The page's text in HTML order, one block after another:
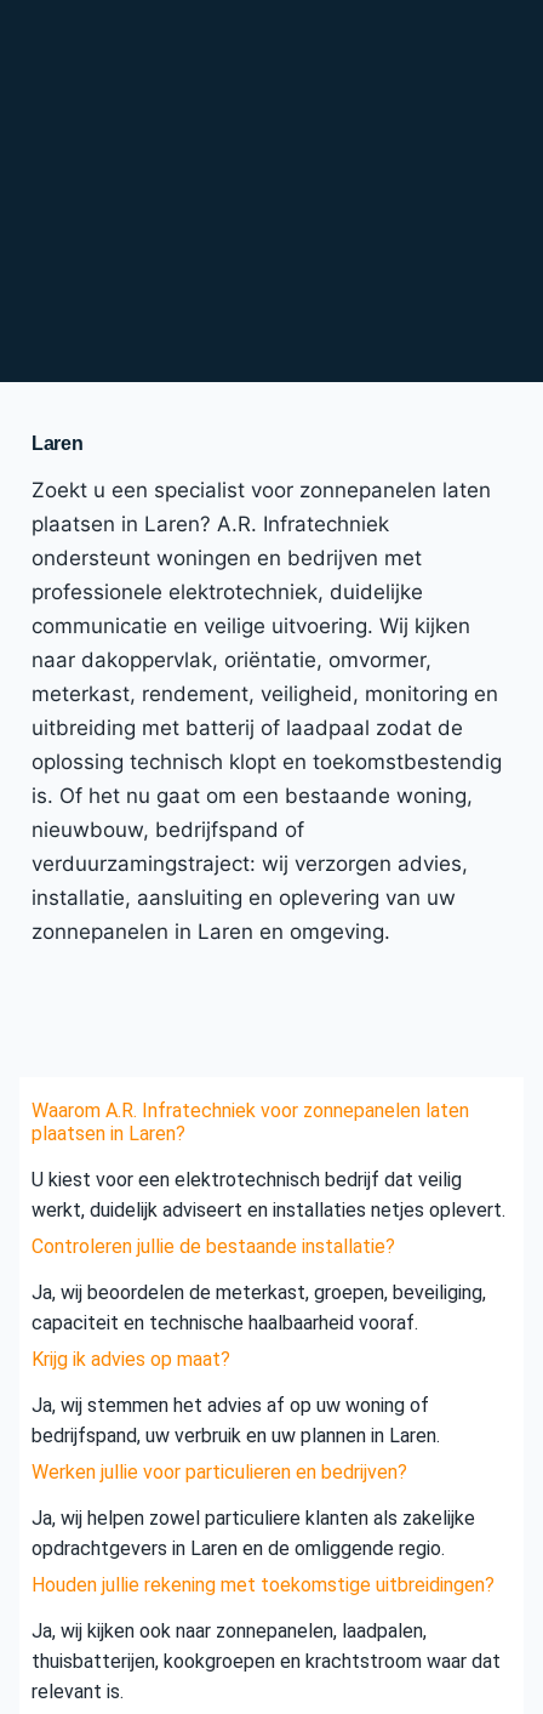
Laren
Zoekt u een specialist voor zonnepanelen laten
plaatsen in Laren? A.R. Infratechniek
ondersteunt woningen en bedrijven met
professionele elektrotechniek, duidelijke
communicatie en veilige uitvoering. Wij kijken
naar dakoppervlak, oriëntatie, omvormer,
meterkast, rendement, veiligheid, monitoring en
uitbreiding met batterij of laadpaal zodat de
oplossing technisch klopt en toekomstbestendig
is. Of het nu gaat om een bestaande woning,
nieuwbouw, bedrijfspand of
verduurzamingstraject: wij verzorgen advies,
installatie, aansluiting en oplevering van uw
zonnepanelen in Laren en omgeving.
Waarom A.R. Infratechniek voor zonnepanelen laten
plaatsen in Laren?
U kiest voor een elektrotechnisch bedrijf dat veilig
werkt, duidelijk adviseert en installaties netjes oplevert.
Controleren jullie de bestaande installatie?
Ja, wij beoordelen de meterkast, groepen, beveiliging,
capaciteit en technische haalbaarheid vooraf.
Krijg ik advies op maat?
Ja, wij stemmen het advies af op uw woning of
bedrijfspand, uw verbruik en uw plannen in Laren.
Werken jullie voor particulieren en bedrijven?
Ja, wij helpen zowel particuliere klanten als zakelijke
opdrachtgevers in Laren en de omliggende regio.
Houden jullie rekening met toekomstige uitbreidingen?
Ja, wij kijken ook naar zonnepanelen, laadpalen,
thuisbatterijen, kookgroepen en krachtstroom waar dat
relevant is.